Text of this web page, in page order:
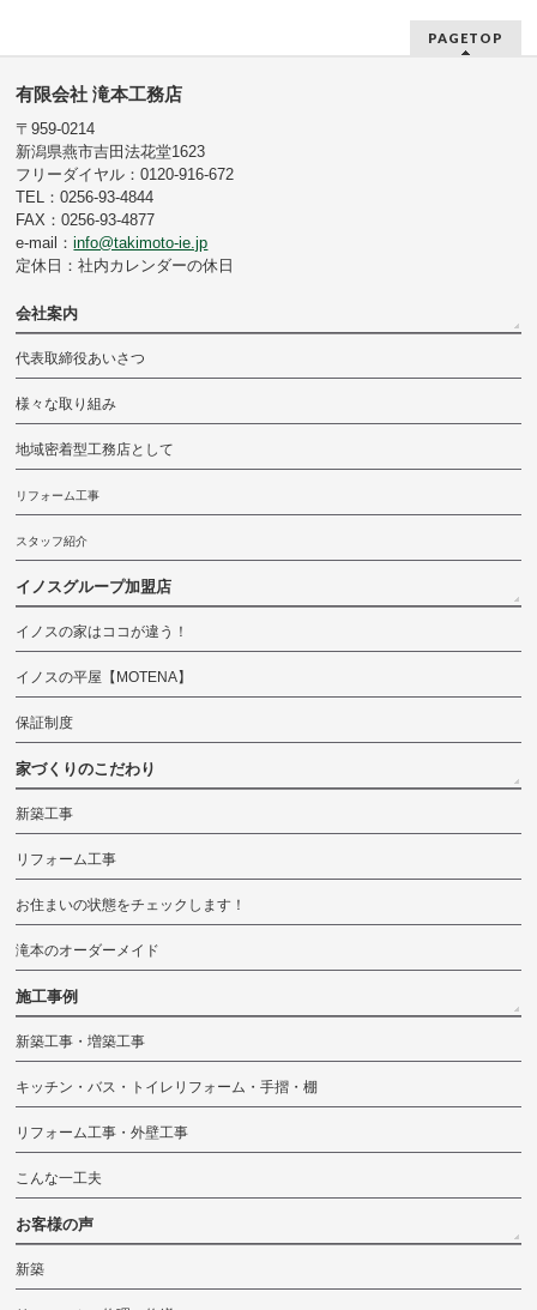
PAGETOP
有限会社 滝本工務店
〒959-0214
新潟県燕市吉田法花堂1623
フリーダイヤル：0120-916-672
TEL：0256-93-4844
FAX：0256-93-4877
e-mail：info@takimoto-ie.jp
定休日：社内カレンダーの休日
会社案内
代表取締役あいさつ
様々な取り組み
地域密着型工務店として
リフォーム工事
スタッフ紹介
イノスグループ加盟店
イノスの家はココが違う！
イノスの平屋【MOTENA】
保証制度
家づくりのこだわり
新築工事
リフォーム工事
お住まいの状態をチェックします！
滝本のオーダーメイド
施工事例
新築工事・増築工事
キッチン・バス・トイレリフォーム・手摺・棚
リフォーム工事・外壁工事
こんな一工夫
お客様の声
新築